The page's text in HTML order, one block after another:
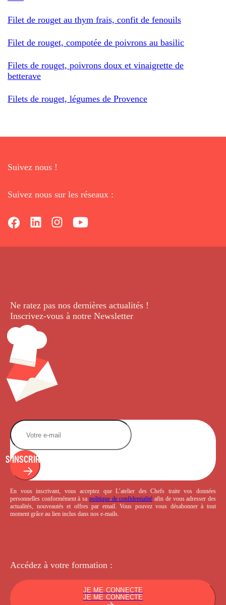
Filet de rouget au thym frais, confit de fenouils
Filet de rouget, compotée de poivrons au basilic
Filets de rouget, poivrons doux et vinaigrette de
betterave
Filets de rouget, légumes de Provence
Suivez nous !
Suivez nous sur les réseaux :
Ne ratez pas nos dernières actualités !
Inscrivez-vous à notre Newsletter.
S'INSCRIRE
En vous inscrivant, vous acceptez que L’atelier des Chefs traite vos données
personnelles conformément à sa politique de confidentialité afin de vous adresser des
actualités, nouveautés et offres par email. Vous pouvez vous désabonner à tout
moment grâce au lien inclus dans nos e-mails.
Accédez à votre formation :
JE ME CONNECTE
JE ME CONNECTE